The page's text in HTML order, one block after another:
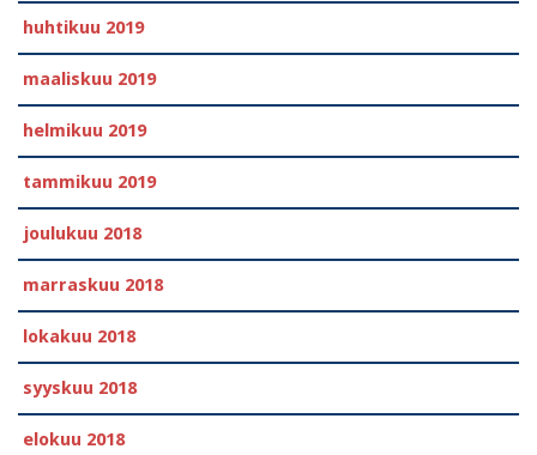
huhtikuu 2019
maaliskuu 2019
helmikuu 2019
tammikuu 2019
joulukuu 2018
marraskuu 2018
lokakuu 2018
syyskuu 2018
elokuu 2018